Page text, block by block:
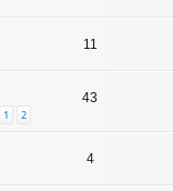
11
1 2
43
4